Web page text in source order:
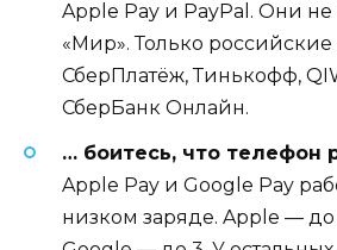
Apple Pay и PayPal. Они
«Мир». Только
СберПлатёж, Тинькофф,
СберБанк Онлайн.
… боитесь, что телефон
Apple Pay и Google Pay
низком заряде. Apple — до